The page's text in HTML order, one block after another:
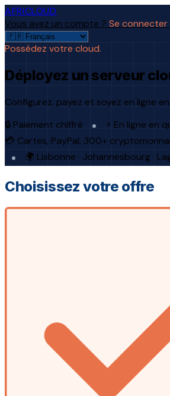
AFRICLOUD
Vous avez un compte ? Se connecter
Possédez votre cloud.
Déployez un serveur
Configurez, payez et soyez en ligne
🔒 Paiement chiffré
⚡ En ligne en
💳 Cartes, PayPal, 300+
🌍 Lisbonne · Johannesbourg ·
Choisissez votre offre